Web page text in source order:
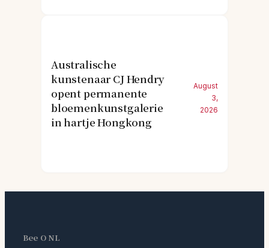
Australische
kunstenaar CJ Hendry
opent permanente
bloemenkunstgalerie
in hartje Hongkong
August
3,
2026
Bee O NL